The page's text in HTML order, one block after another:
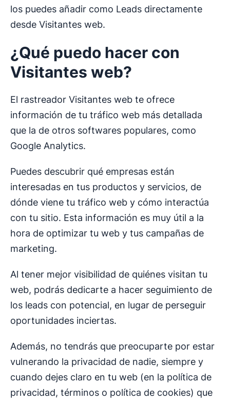
los puedes añadir como Leads directamente
desde Visitantes web.
¿Qué puedo hacer con
Visitantes web?
El rastreador Visitantes web te ofrece
información de tu tráfico web más detallada
que la de otros softwares populares, como
Google Analytics.
Puedes descubrir qué empresas están
interesadas en tus productos y servicios, de
dónde viene tu tráfico web y cómo interactúa
con tu sitio. Esta información es muy útil a la
hora de optimizar tu web y tus campañas de
marketing.
Al tener mejor visibilidad de quiénes visitan tu
web, podrás dedicarte a hacer seguimiento de
los leads con potencial, en lugar de perseguir
oportunidades inciertas.
Además, no tendrás que preocuparte por estar
vulnerando la privacidad de nadie, siempre y
cuando dejes claro en tu web (en la política de
privacidad, términos o política de cookies) que